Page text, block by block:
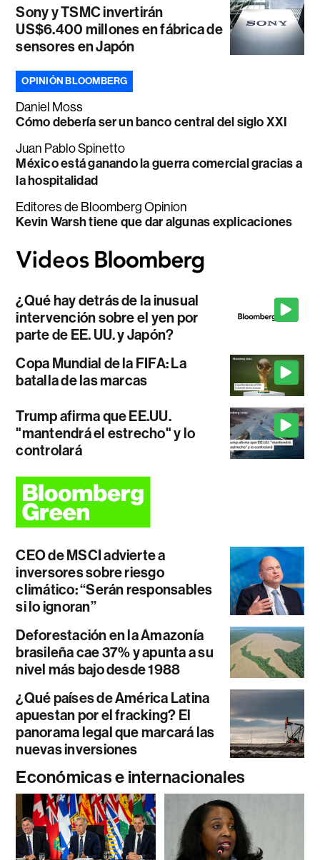
Sony y TSMC invertirán
US$6.400 millones en fábrica de
sensores en Japón
OPINIÓN BLOOMBERG
Daniel Moss
Cómo debería ser un banco central del siglo XXI
Juan Pablo Spinetto
México está ganando la guerra comercial gracias a
la hospitalidad
Editores de Bloomberg Opinion
Kevin Warsh tiene que dar algunas explicaciones
¿Qué hay detrás de la inusual
intervención sobre el yen por
parte de EE. UU. y Japón?
Copa Mundial de la FIFA: La
batalla de las marcas
Trump afirma que EE.UU.
"mantendrá el estrecho" y lo
controlará
CEO de MSCI advierte a
inversores sobre riesgo
climático: “Serán responsables
si lo ignoran”
Deforestación en la Amazonía
brasileña cae 37% y apunta a su
nivel más bajo desde 1988
¿Qué países de América Latina
apuestan por el fracking? El
panorama legal que marcará las
nuevas inversiones
Económicas e internacionales